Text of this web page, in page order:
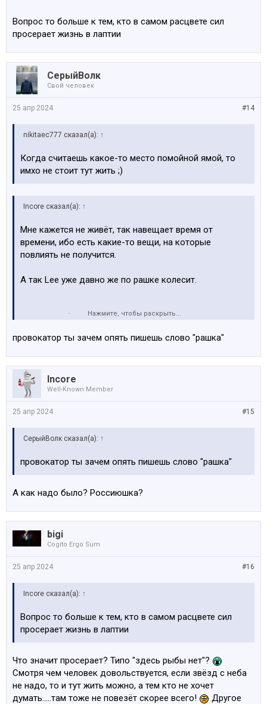
Вопрос то больше к тем, кто в самом расцвете сил
просерает жизнь в лаптии
СерыйВолк
Свой человек
#14
25 апр 2024
nikitaec777 сказал(а): ↑
Когда считаешь какое-то место помойной ямой, то
имхо не стоит тут жить ;)
Incore сказал(а): ↑
Мне кажется не живёт, так навещает время от
времени, ибо есть какие-то вещи, на которые
повлиять не получится.
А так Lee уже давно же по рашке колесит.
Вопрос то больше к тем, кто в самом расцвете сил
Нажмите, чтобы раскрыть...
провокатор ты зачем опять пишешь слово "рашка"
Incore
Well-Known Member
#15
25 апр 2024
СерыйВолк сказал(а): ↑
провокатор ты зачем опять пишешь слово "рашка"
А как надо было? Россиюшка?
bigi
Cogito Ergo Sum
#16
25 апр 2024
Incore сказал(а): ↑
Вопрос то больше к тем, кто в самом расцвете сил
просерает жизнь в лаптии
Что значит просерает? Типо "здесь рыбы нет"?
Смотря чем человек довольствуется, если звёзд с неба
не надо, то и тут жить можно, а тем кто не хочет
думать.....там тоже не повезёт скорее всего!
Другое